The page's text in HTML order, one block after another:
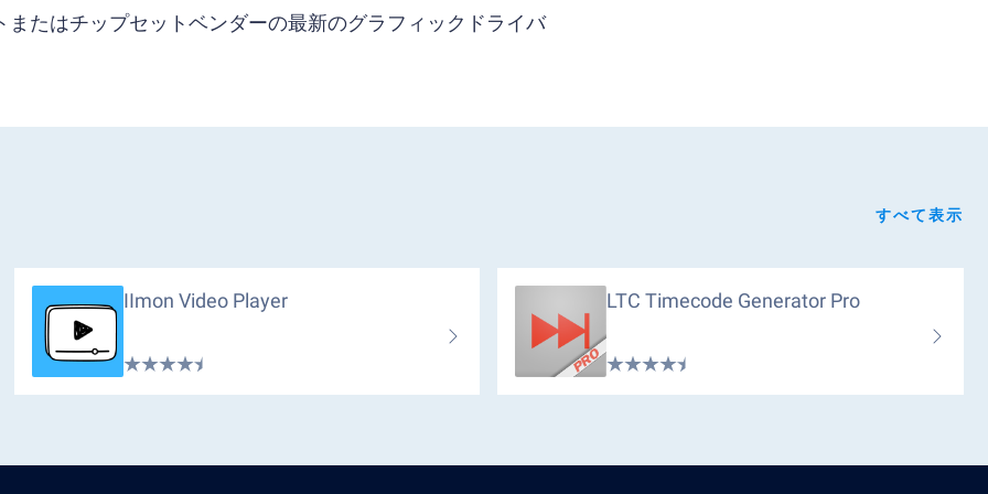
たはチップセットベンダーの最新のグラフィックドライバ
すべて表示
IImon Video Player LTC Timecode Generator Pro